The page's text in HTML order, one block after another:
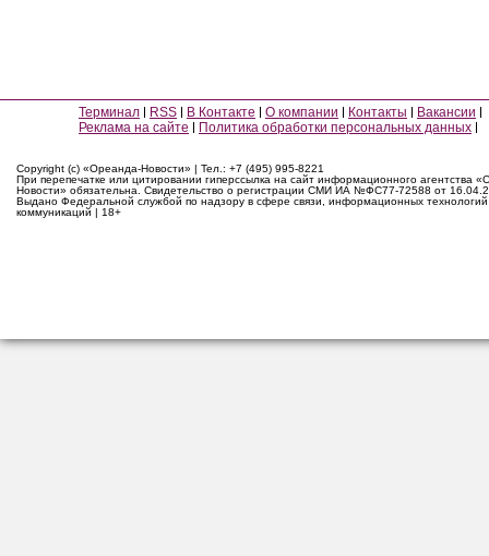
Терминал RSS В Контакте О компании Контакты
Вакансии
Реклама на сайте
Политика обработки персональных данных
Copyright (c) «Ореанда-Новости» | Тел.: +7 (495) 995-8221
При перепечатке или цитировании гиперссылка на сайт информационного агентства
Новости» обязательна. Свидетельство о регистрации СМИ ИА №ФС77-72588 от
Выдано Федеральной службой по надзору в сфере связи, информационных
коммуникаций | 18+